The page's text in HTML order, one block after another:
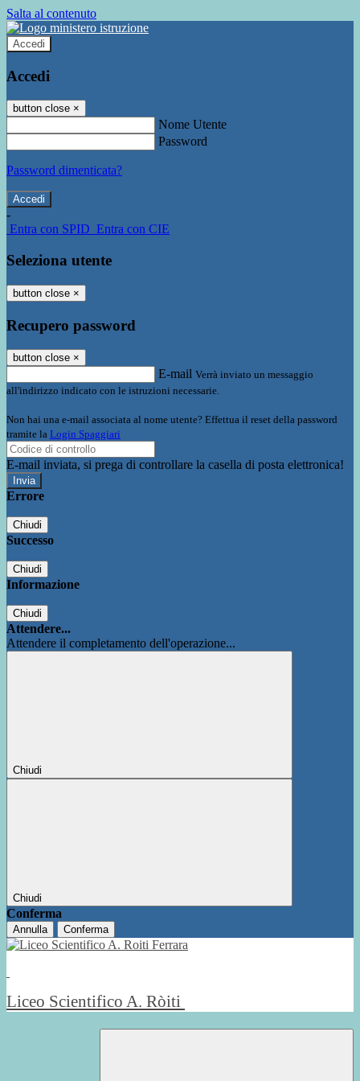
Salta al contenuto
Accedi
Accedi
button close ×
Nome Utente
Password
Password dimenticata?
-
Entra con SPID Entra con CIE
Seleziona utente
button close ×
Recupero password
button close ×
E-mail Verrà inviato un messaggio
all'indirizzo indicato con le istruzioni necessarie.
Non hai una e-mail associata al nome utente? Effettua il reset della password
tramite la Login Spaggiari
E-mail inviata, si prega di controllare la casella di posta elettronica!
Errore
Chiudi
Successo
Chiudi
Informazione
Chiudi
Attendere...
Attendere il completamento dell'operazione...
Chiudi
Chiudi
Conferma
Annulla Conferma
Liceo Scientifico A. Ròiti